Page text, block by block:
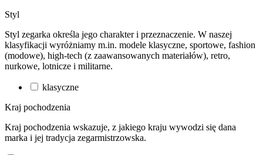
Styl
Styl zegarka określa jego charakter i przeznaczenie. W naszej
klasyfikacji wyróżniamy m.in. modele klasyczne, sportowe, fashion
(modowe), high-tech (z zaawansowanych materiałów), retro,
nurkowe, lotnicze i militarne.
klasyczne
Kraj pochodzenia
Kraj pochodzenia wskazuje, z jakiego kraju wywodzi się dana
marka i jej tradycja zegarmistrzowska.